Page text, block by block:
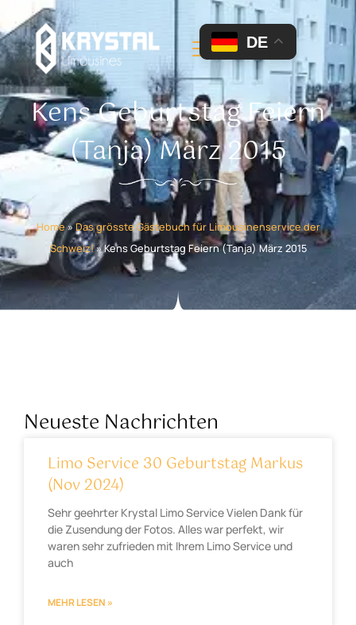
Kens Geburtstag Feiern
(Tanja) März 2015
Home»Das grösste Gästebuch für Limousinenservice der
Schweiz!»Kens Geburtstag Feiern (Tanja) März 2015
Neueste Nachrichten
Limo Service 30 Geburtstag Markus
(Nov 2024)
Sehr geehrter Krystal Limo Service Vielen Dank für
die Zusendung der Fotos. Alles war perfekt, wir
waren sehr zufrieden mit Ihrem Limo Service und
auch
MEHR LESEN »
DE